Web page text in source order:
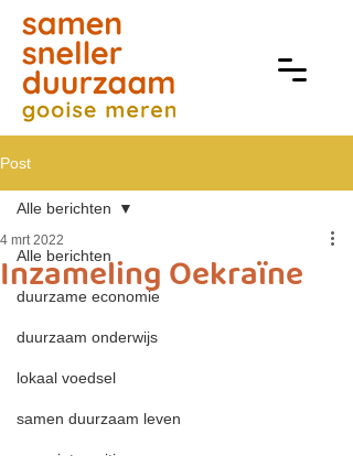
Post
Alle berichten
duurzame economie
duurzaam onderwijs
lokaal voedsel
samen duurzaam leven
Alle berichten
Inzameling Oekraïne
4 mrt 2022